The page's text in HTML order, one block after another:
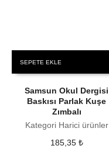
SEPETE EKLE
Samsun Okul Dergisi
Baskısı Parlak Kuşe
Zımbalı
Kategori Harici ürünler
185,35 ₺